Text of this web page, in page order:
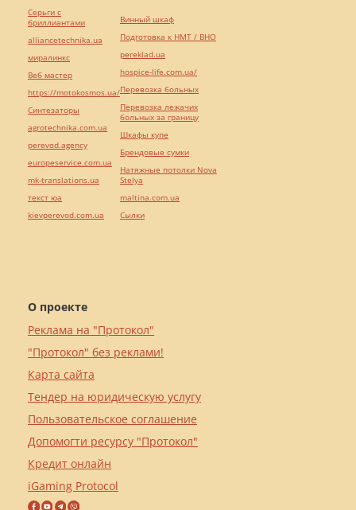
О проекте
Реклама на "Протокол"
"Протокол" без реклами!
Карта сайта
Тендер на юридическую услугу
Пользовательское соглашение
Допомогти ресурсу "Протокол"
Кредит онлайн
iGaming Protocol
Серьги с
бриллиантами
alliancetechnika.ua
миралинкс
Веб мастер
https://motokosmos.ua/
Синтезаторы
agrotechnika.com.ua
perevod.agency
europeservice.com.ua
mk-translations.ua
текст юа
kievperevod.com.ua
Винный шкаф
Подготовка к НМТ / ВНО
pereklad.ua
hospice-life.com.ua/
Перевозка больных
Перевозка лежачих
больных за границу
Шкафы купе
Брендовые сумки
Натяжные потолки Nova
Stelya
maltina.com.ua
Cылки